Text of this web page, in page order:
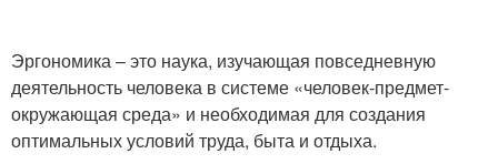
Эргономика – это наука, изучающая повседневную
деятельность человека в системе «человек-предмет-
окружающая среда» и необходимая для создания
оптимальных условий труда, быта и отдыха.